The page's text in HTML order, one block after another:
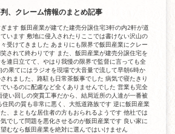
、クレーム情報のまとめ記事
ます 飯田産業が建てた建売分譲住宅3軒の内2軒が道
います 敷地に侵入されたりここでは書けない沢山の
受けてきました あまりにも限界で飯田産業にクレー
されて終わりです また、飯田産業が建売分譲住宅を
連日立てて、やはり我慢の限界で監督に言っても全
の果てにはラジオを現場で大音量で流して早朝6時か
れました、路駐も日常茶飯事でした 病気で寝たきり
いるのに配慮など全くありませんでした 営業も完全
い回しの突貫工事だから、結局近所の人達が一番被
民の質も非常に悪く、大抵道路族です 逆に飯田産業
、まともな居住者の方もおられるようです 他社では
でして問題を悪化させるのが飯田産業です 良い家に
むなら飯田産業を絶対に選んではいけません